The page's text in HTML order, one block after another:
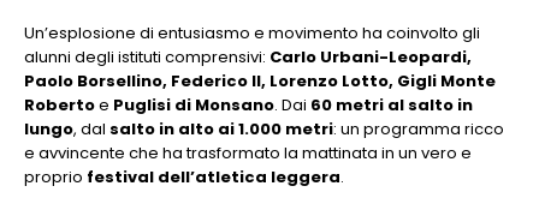
Un’esplosione di entusiasmo e movimento ha coinvolto gli
alunni degli istituti comprensivi: Carlo Urbani-Leopardi,
Paolo Borsellino, Federico II, Lorenzo Lotto, Gigli Monte
Robertoe Puglisi di Monsano. Dai 60 metri al salto in
lungo, dal salto in alto ai 1.000 metri: un programma ricco
e avvincente che ha trasformato la mattinata in un vero e
proprio festival dell’atletica leggera.